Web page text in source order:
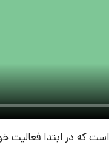
که در ابتدا فعالیت